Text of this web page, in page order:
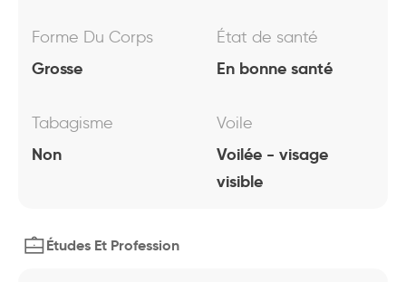
Forme Du Corps
Grosse
État de santé
En bonne santé
Tabagisme
Non
Voile
Voilée - visage
visible
Études Et Profession